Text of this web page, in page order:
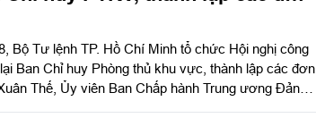
Bộ Tư lệnh TP. Hồ Chí Minh tổ chức Hội nghị công
Ban Chỉ huy Phòng thủ khu vực, thành lập các đơn
Thế, Ủy viên Ban Chấp hành Trung ương Đảng,